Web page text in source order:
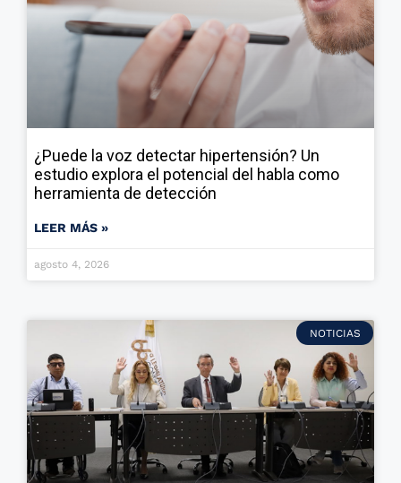
¿Puede la voz detectar hipertensión? Un
estudio explora el potencial del habla como
herramienta de detección
LEER MÁS »
agosto 4, 2026
NOTICIAS